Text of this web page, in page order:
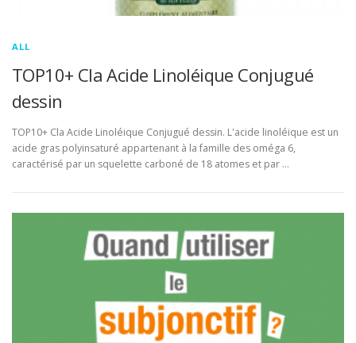
ALL
TOP10+ Cla Acide Linoléique Conjugué
dessin
TOP10+ Cla Acide Linoléique Conjugué dessin. L'acide linoléique est un
acide gras polyinsaturé appartenant à la famille des oméga 6,
caractérisé par un squelette carboné de 18 atomes et par …